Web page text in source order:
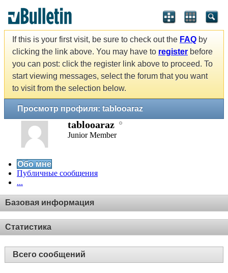
If this is your first visit, be sure to check out the FAQ by
clicking the link above. You may have to register before
you can post: click the register link above to proceed. To
start viewing messages, select the forum that you want
to visit from the selection below.
Просмотр профиля: tablooaraz
tablooaraz
Junior Member
Обо мне
Публичные сообщения
...
Базовая информация
Статистика
Всего сообщений